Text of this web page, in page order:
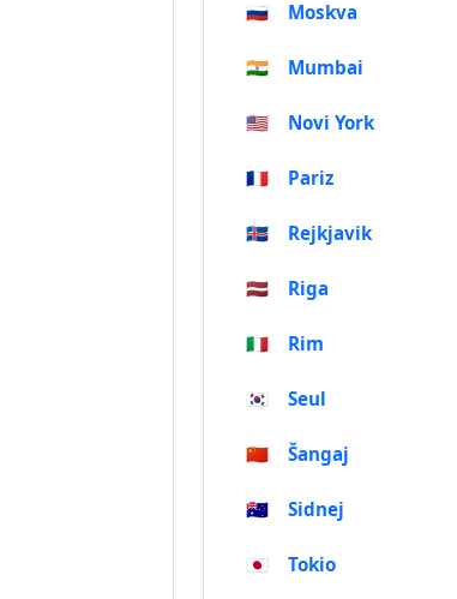
🇷🇺 Moskva
🇮🇳 Mumbai
🇺🇸 Novi York
🇫🇷 Pariz
🇮🇸 Rejkjavik
🇱🇻 Riga
🇮🇹 Rim
🇰🇷 Seul
🇨🇳 Šangaj
🇦🇺 Sidnej
🇯🇵 Tokio